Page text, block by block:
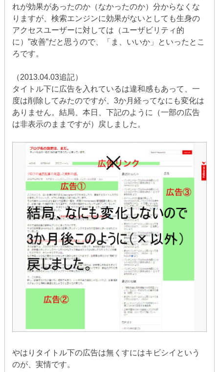
れが効果があったのか（なかったのか）分からなくな
りますが、検索エンジンに効果がないとしても生身の
アクセスユーザーに対しては（ユーザビリティ的
に）”改善”だと思うので、「ま、いいか」といったとこ
ろです。
（2013.04.03追記）
タイトル下に広告を入れているは違和感もあって、一
度は削除してみたのですが、3か月経ってなにも変化は
ありません。結局、本日、下記のように（一部の広告
は非表示のままですが）戻しました。
やはりタイトル下の広告は無くすにはキビシイという
のが、実情です。